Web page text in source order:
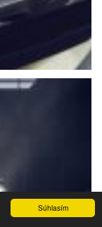
Súhlasím